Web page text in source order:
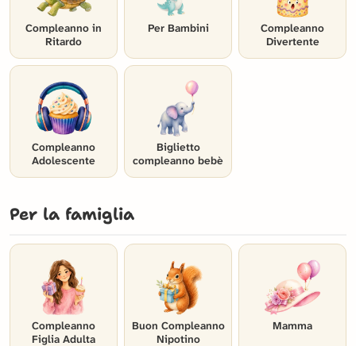
Compleanno in
Ritardo
Per Bambini
Compleanno
Divertente
Compleanno
Adolescente
Biglietto
compleanno bebè
Per la famiglia
Compleanno
Figlia Adulta
Buon Compleanno
Nipotino
Mamma